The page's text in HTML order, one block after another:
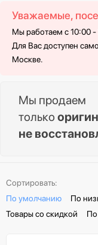
Уважаемые,
Мы работаем с 10:00
Для Вас доступен
Москве.
Мы продаем
только
не
Сортировать:
По умолчанию
По
Товары со скидкой
По